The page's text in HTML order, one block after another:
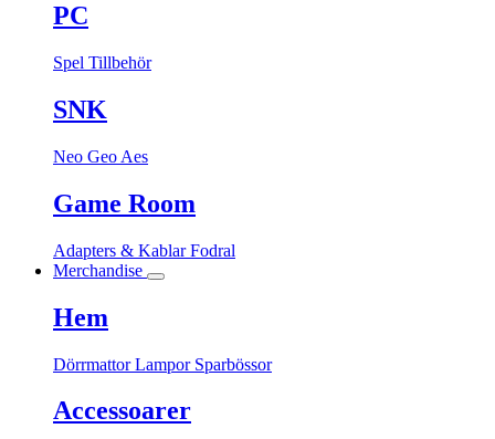
PC
Spel Tillbehör
SNK
Neo Geo Aes
Game Room
Adapters & KablarFodral
Merchandise
Hem
DörrmattorLampor Sparbössor
Accessoarer